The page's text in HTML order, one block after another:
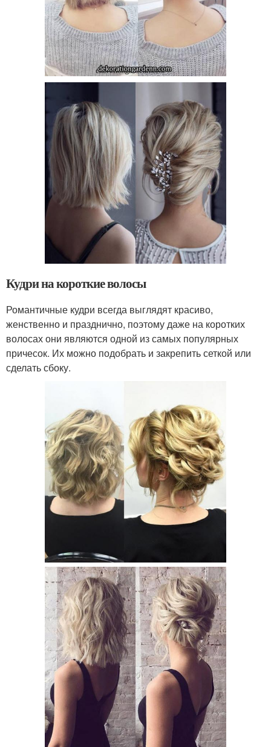
Кудри на короткие волосы
Романтичные кудри всегда выглядят красиво,
женственно и празднично, поэтому даже на коротких
волосах они являются одной из самых популярных
причесок. Их можно подобрать и закрепить сеткой или
сделать сбоку.